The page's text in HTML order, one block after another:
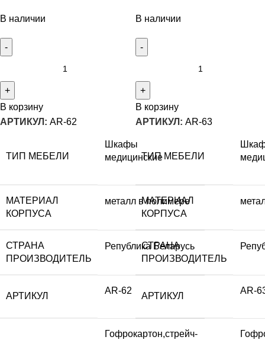
В наличии
В корзину
АРТИКУЛ: AR-62
ТИП МЕБЕЛИ
Шкафы
медицинские
МАТЕРИАЛ
КОРПУСА
металл в полимере
СТРАНА
ПРОИЗВОДИТЕЛЬ
Република Беларусь
АРТИКУЛ
AR-62
Гофрокартон,стрейч-
В наличии
В корзину
АРТИКУЛ: AR-63
ТИП МЕБЕЛИ
МАТЕРИАЛ
КОРПУСА
СТРАНА
ПРОИЗВОДИТЕЛЬ
АРТИКУЛ
AR-